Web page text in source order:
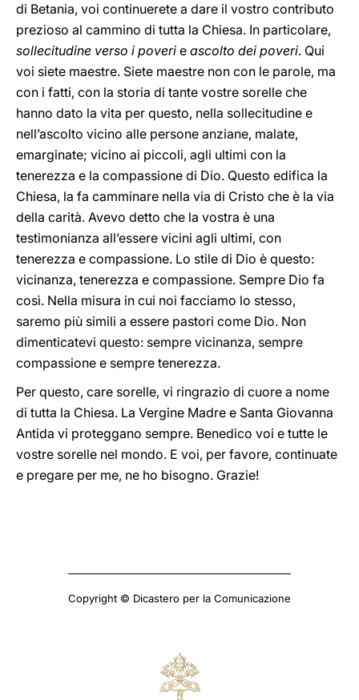
di Betania, voi continuerete a dare il vostro contributo
prezioso al cammino di tutta la Chiesa. In particolare,
sollecitudine verso i poveri e ascolto dei poveri. Qui
voi siete maestre. Siete maestre non con le parole, ma
con i fatti, con la storia di tante vostre sorelle che
hanno dato la vita per questo, nella sollecitudine e
nell’ascolto vicino alle persone anziane, malate,
emarginate; vicino ai piccoli, agli ultimi con la
tenerezza e la compassione di Dio. Questo edifica la
Chiesa, la fa camminare nella via di Cristo che è la via
della carità. Avevo detto che la vostra è una
testimonianza all’essere vicini agli ultimi, con
tenerezza e compassione. Lo stile di Dio è questo:
vicinanza, tenerezza e compassione. Sempre Dio fa
così. Nella misura in cui noi facciamo lo stesso,
saremo più simili a essere pastori come Dio. Non
dimenticatevi questo: sempre vicinanza, sempre
compassione e sempre tenerezza.
Per questo, care sorelle, vi ringrazio di cuore a nome
di tutta la Chiesa. La Vergine Madre e Santa Giovanna
Antida vi proteggano sempre. Benedico voi e tutte le
vostre sorelle nel mondo. E voi, per favore, continuate
e pregare per me, ne ho bisogno. Grazie!
Copyright © Dicastero per la Comunicazione